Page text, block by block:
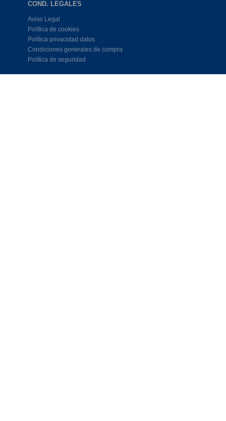
COND. LEGALES
Aviso Legal
Política de cookies
Política privacidad datos
Condiciones generales de compra
Política de seguridad